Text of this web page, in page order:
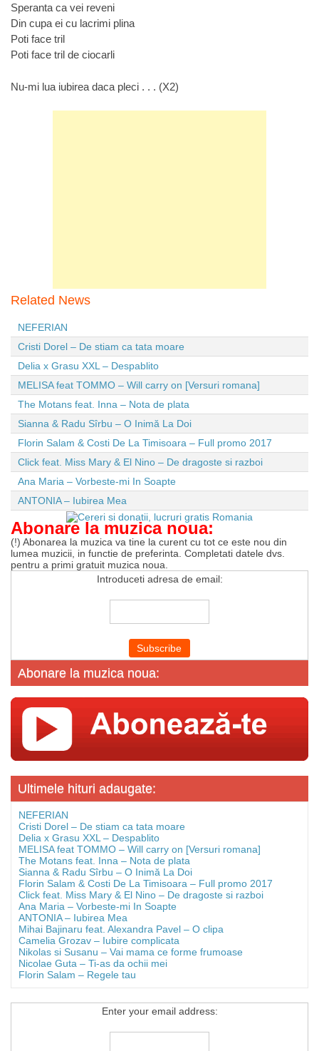
Speranta ca vei reveni
Din cupa ei cu lacrimi plina
Poti face tril
Poti face tril de ciocarli
Nu-mi lua iubirea daca pleci . . . (X2)
Related News
NEFERIAN
Cristi Dorel – De stiam ca tata moare
Delia x Grasu XXL – Despablito
MELISA feat TOMMO – Will carry on [Versuri romana]
The Motans feat. Inna – Nota de plata
Sianna & Radu Sîrbu – O Inimă La Doi
Florin Salam & Costi De La Timisoara – Full promo 2017
Click feat. Miss Mary & El Nino – De dragoste si razboi
Ana Maria – Vorbeste-mi In Soapte
ANTONIA – Iubirea Mea
Abonare la muzica noua:
(!) Abonarea la muzica va tine la curent cu tot ce este nou din
lumea muzicii, in functie de preferinta. Completati datele dvs.
pentru a primi gratuit muzica noua.
Introduceti adresa de email:
Abonare la muzica noua:
Ultimele hituri adaugate:
NEFERIAN
Cristi Dorel – De stiam ca tata moare
Delia x Grasu XXL – Despablito
MELISA feat TOMMO – Will carry on [Versuri romana]
The Motans feat. Inna – Nota de plata
Sianna & Radu Sîrbu – O Inimă La Doi
Florin Salam & Costi De La Timisoara – Full promo 2017
Click feat. Miss Mary & El Nino – De dragoste si razboi
Ana Maria – Vorbeste-mi In Soapte
ANTONIA – Iubirea Mea
Mihai Bajinaru feat. Alexandra Pavel – O clipa
Camelia Grozav – Iubire complicata
Nikolas si Susanu – Vai mama ce forme frumoase
Nicolae Guta – Ti-as da ochii mei
Florin Salam – Regele tau
Enter your email address: